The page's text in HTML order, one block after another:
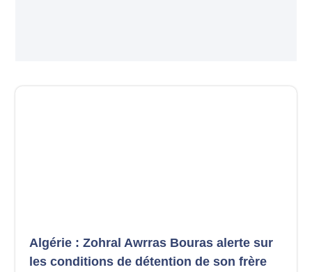
Algérie : Zohral Awrras Bouras alerte sur
les conditions de détention de son frère